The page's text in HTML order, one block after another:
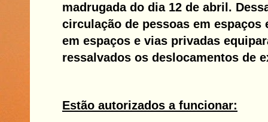
madrugada do dia 12 de abril.
circulação de pessoas em espaços
em espaços e vias privadas
ressalvados os deslocamentos de
Estão autorizados a funcionar: